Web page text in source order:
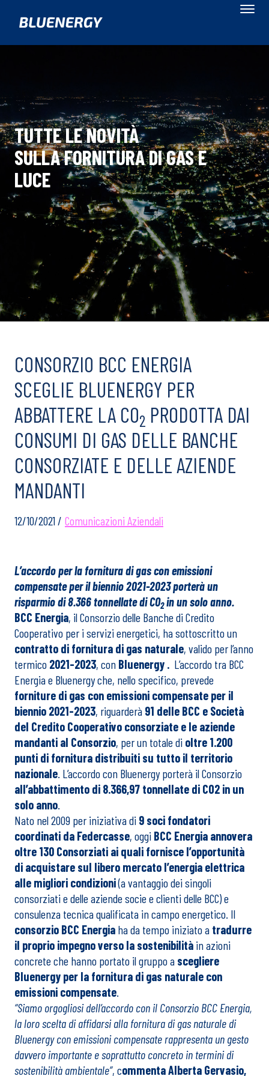
TUTTE LE NOVITÀ
SULLA FORNITURA DI GAS E
LUCE
CONSORZIO BCC ENERGIA
SCEGLIE BLUENERGY PER
ABBATTERE LA CO2 PRODOTTA DAI
CONSUMI DI GAS DELLE BANCHE
CONSORZIATE E DELLE AZIENDE
MANDANTI
12/10/2021 / Comunicazioni Aziendali
L’accordo per la fornitura di gas con emissioni
compensate per il biennio 2021-2023porterà un
risparmio di 8.366 tonnellate di CO2in un solo anno.
BCC Energia, il Consorzio delle Banche di Credito
Cooperativo per i servizi energetici, ha sottoscritto un
contratto di fornitura di gas naturale, valido per l’anno
termico 2021-2023, con Bluenergy . L’accordo tra BCC
Energia e Bluenergy che, nello specifico, prevede
forniture di gas con emissioni compensate per il
biennio 2021-2023, riguarderà 91 delle BCC e Società
del Credito Cooperativo consorziate e le aziende
mandanti al Consorzio, per un totale di oltre 1.200
punti di fornitura distribuiti su tutto il territorio
nazionale. L’accordo con Bluenergy porterà il Consorzio
all’abbattimento di 8.366,97 tonnellate di CO2 in un
solo anno.
Nato nel 2009 per iniziativa di 9 soci fondatori
coordinati da Federcasse, oggi BCC Energia annovera
oltre 130 Consorziati ai quali fornisce l’opportunità
di acquistare sul libero mercato l’energia elettrica
alle migliori condizioni(a vantaggio dei singoli
consorziati e delle aziende socie e clienti delle BCC) e
consulenza tecnica qualificata in campo energetico. Il
consorzio BCC Energia ha da tempo iniziato a tradurre
il proprio impegno verso la sostenibilità in azioni
concrete che hanno portato il gruppo a scegliere
Bluenergy per la fornitura di gas naturale con
emissioni compensate.
“Siamo orgogliosi dell’accordo con il Consorzio BCC Energia,
la loro scelta di affidarsi alla fornitura di gas naturale di
Bluenergy con emissioni compensate rappresenta un gesto
davvero importante e soprattutto concreto in termini di
sostenibilità ambientale”, commenta Alberta Gervasio,